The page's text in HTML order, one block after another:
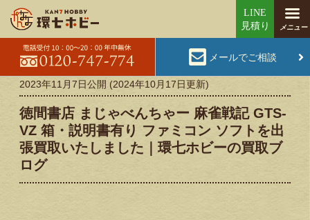
メールでご相談
2023年11月7日公開 (2024年10月17日更新)
徳間書店 まじゃべんちゃー 麻雀戦記 GTS-
VZ 箱・説明書有り ファミコン ソフトを出
張買取いたしました｜環七ホビーの買取ブ
ログ